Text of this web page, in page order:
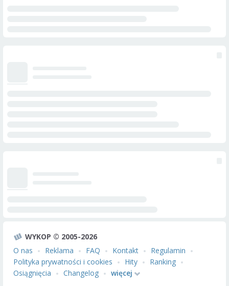
WYKOP © 2005-2026
O nas
Reklama FAQ Kontakt
Regulamin
Polityka prywatności i cookies
Hity
Ranking
Osiągnięcia
Changelog więcej